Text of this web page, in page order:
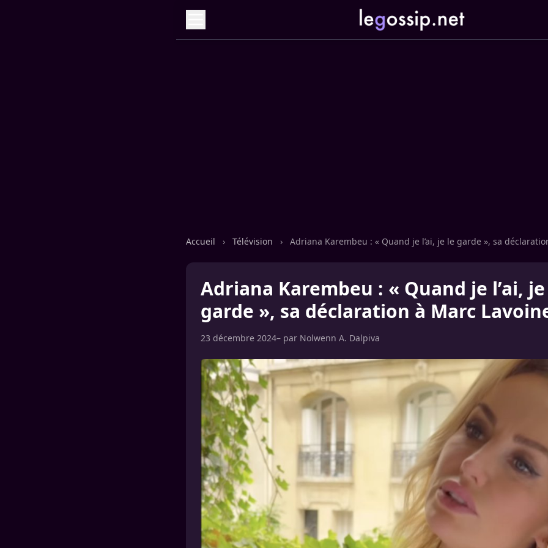
Accueil › Télévision › Adriana Karembeu : « Quand je l’ai, je le garde », sa
Adriana Karembeu : « Quand je l’ai,
garde », sa déclaration à Marc
23 décembre 2024– par Nolwenn A. Dalpiva